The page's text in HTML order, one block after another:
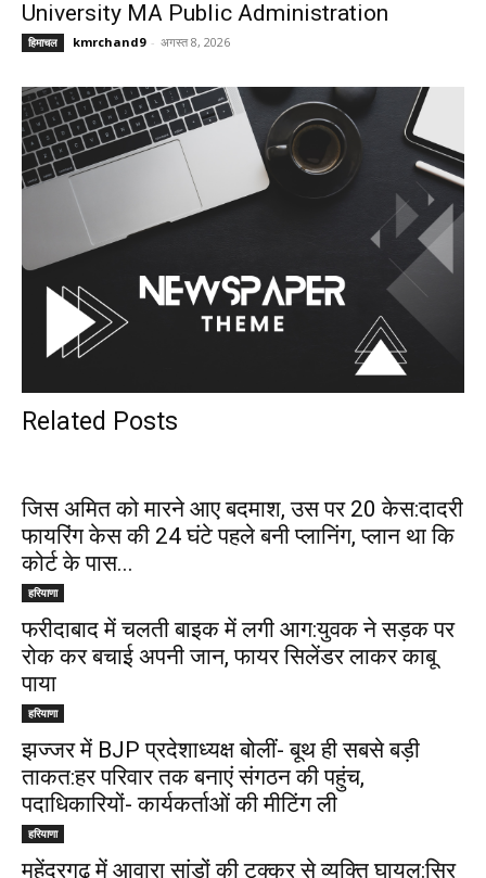
University MA Public Administration
हिमाचल kmrchand9 - अगस्त 8, 2026
Related Posts
जिस अमित को मारने आए बदमाश, उस पर 20 केस:दादरी
फायरिंग केस की 24 घंटे पहले बनी प्लानिंग, प्लान था कि
कोर्ट के पास...
हरियाणा
फरीदाबाद में चलती बाइक में लगी आग:युवक ने सड़क पर
रोक कर बचाई अपनी जान, फायर सिलेंडर लाकर काबू
पाया
हरियाणा
झज्जर में BJP प्रदेशाध्यक्ष बोलीं- बूथ ही सबसे बड़ी
ताकत:हर परिवार तक बनाएं संगठन की पहुंच,
पदाधिकारियों- कार्यकर्ताओं की मीटिंग ली
हरियाणा
महेंद्रगढ़ में आवारा सांडों की टक्कर से व्यक्ति घायल:सिर